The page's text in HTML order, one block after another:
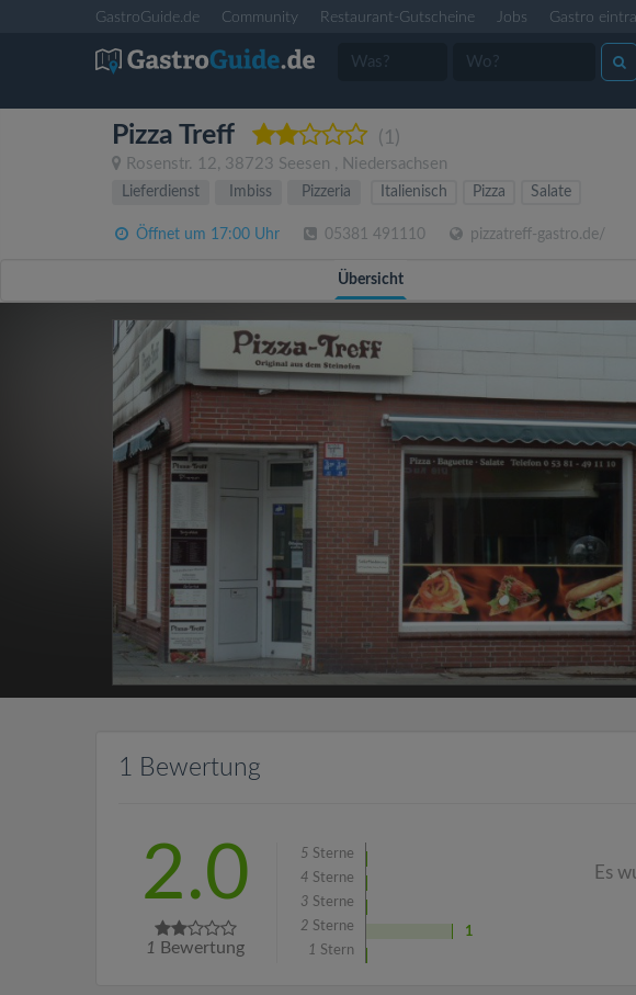
GastroGuide.de Community Restaurant-Gutscheine Jobs Gastro
Pizza Treff (1)
Rosenstr. 12, 38723 Seesen , Niedersachsen
Lieferdienst
Imbiss Pizzeria Italienisch Pizza Salate
Öffnet um 17:00 Uhr 05381 491110 pizzatreff-gastro.de/
Übersicht
1 Bewertung
2.0
1 Bewertung
5 Sterne
4 Sterne
3 Sterne
2 Sterne
1
1 Stern
Es